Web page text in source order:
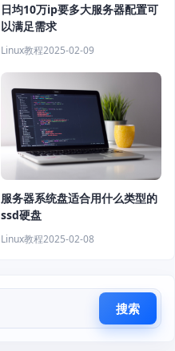
日均10万ip要多大服务器配置可
以满足需求
Linux教程2025-02-09
服务器系统盘适合用什么类型的
ssd硬盘
Linux教程2025-02-08
搜索